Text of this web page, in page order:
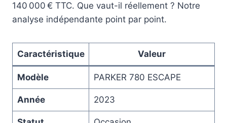
140 000 € TTC. Que vaut-il réellement ? Notre
analyse indépendante point par point.
Caractéristique Valeur
Modèle PARKER 780 ESCAPE
Année 2023